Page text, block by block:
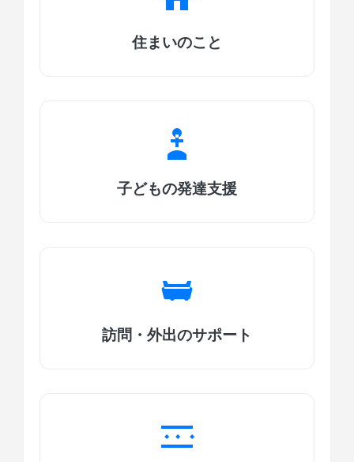
住まいのこと
子どもの発達支援
訪問・外出のサポート